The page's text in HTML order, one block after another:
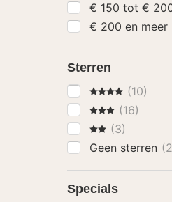
€ 150 tot €
€ 200 en meer
Sterren
4 Sterren(10)
3 Sterren
(16)
2 Sterren
(3)
Geen sterren
Specials